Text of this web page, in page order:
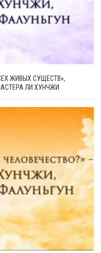
ЖИВЫХ СУЩЕСТВ»,
ЛИ ХУНЧЖИ